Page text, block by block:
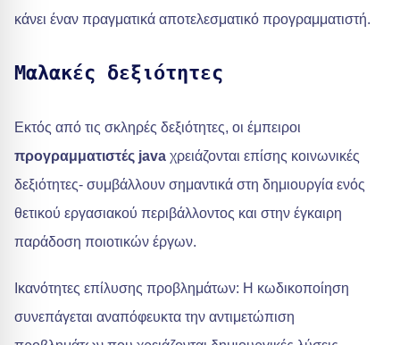
κάνει έναν πραγματικά αποτελεσματικό προγραμματιστή.
Μαλακές δεξιότητες
Εκτός από τις σκληρές δεξιότητες, οι έμπειροι
προγραμματιστές java χρειάζονται επίσης κοινωνικές
δεξιότητες- συμβάλλουν σημαντικά στη δημιουργία ενός
θετικού εργασιακού περιβάλλοντος και στην έγκαιρη
παράδοση ποιοτικών έργων.
Ικανότητες επίλυσης προβλημάτων: Η κωδικοποίηση
συνεπάγεται αναπόφευκτα την αντιμετώπιση